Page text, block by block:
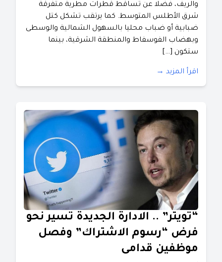
والريف، فضلا عن تساقط قطرات مطرية متفرقة
شرق الأطلس المتوسط. كما يرتقب تشكل كتل
ضبابية أو ضباب محليا بالسهول الشمالية والوسطى
وبهضاب الفوسفاط والمنطقة الشرقية، بينما
ستكون […]
اقرأ المزيد →
“تويتر” .. الادارة الجديدة تسير نحو
فرض “رسوم الاشتراك” وفصل
موظفين قدامى